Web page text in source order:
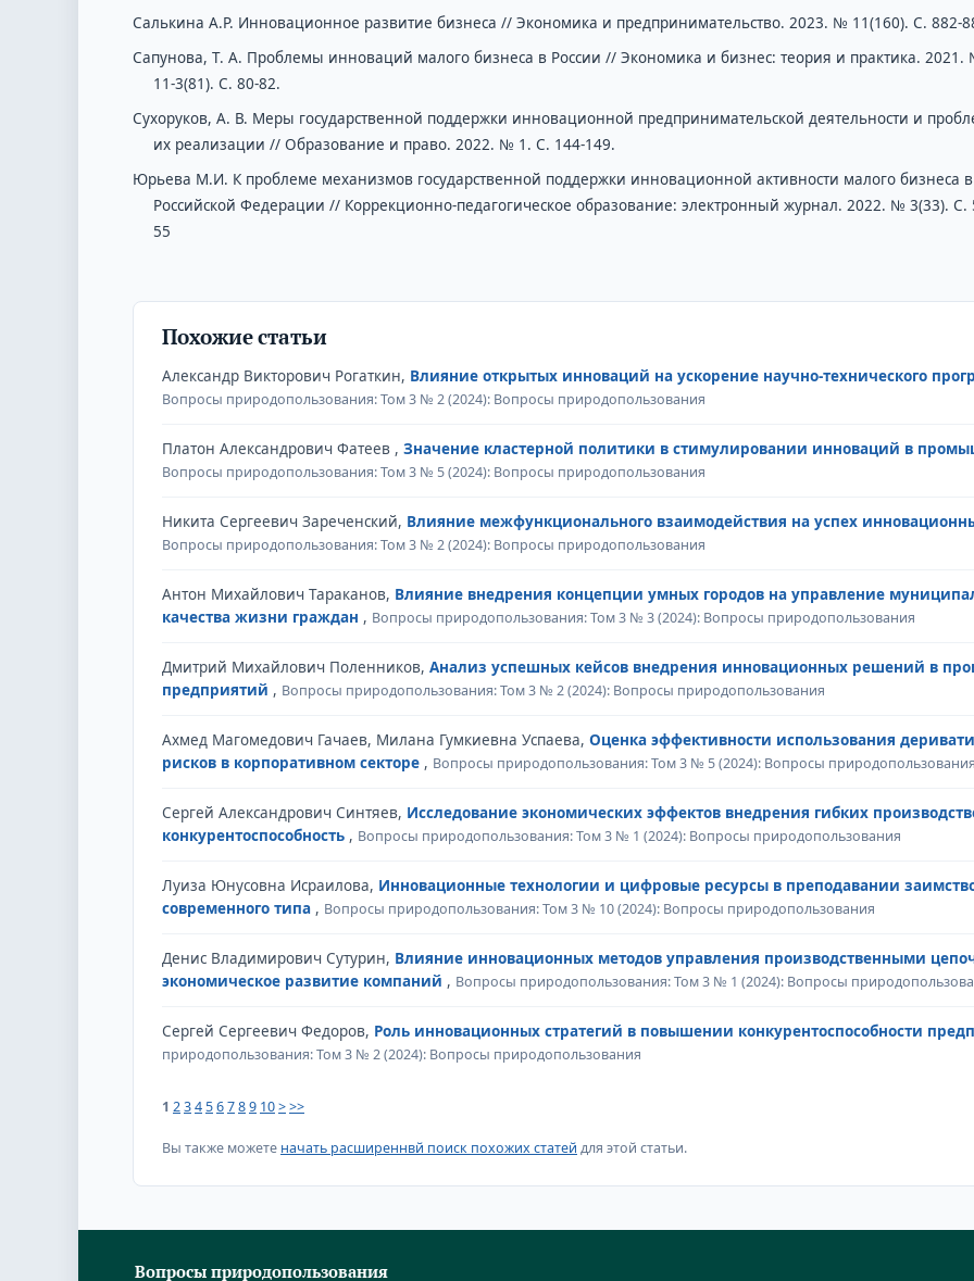
Салькина А.Р. Инновационное развитие бизнеса // Экономика и предпринимательство. 2023. № 11(160). С. 882-
Сапунова, Т. А. Проблемы инноваций малого бизнеса в России // Экономика и бизнес: теория и практика. 2021.
11-3(81). С. 80-82.
Сухоруков, А. В. Меры государственной поддержки инновационной предпринимательской деятельности и
их реализации // Образование и право. 2022. № 1. С. 144-149.
Юрьева М.И. К проблеме механизмов государственной поддержки инновационной активности малого бизнеса в
Российской Федерации // Коррекционно-педагогическое образование: электронный журнал. 2022. № 3(33). С.
55
Похожие статьи
Александр Викторович Рогаткин, Влияние открытых инноваций на ускорение научно-технического
Вопросы природопользования: Том 3 № 2 (2024): Вопросы природопользования
Платон Александрович Фатеев , Значение кластерной политики в стимулировании инноваций в
Вопросы природопользования: Том 3 № 5 (2024): Вопросы природопользования
Никита Сергеевич Зареченский, Влияние межфункционального взаимодействия на успех
Вопросы природопользования: Том 3 № 2 (2024): Вопросы природопользования
Антон Михайлович Тараканов, Влияние внедрения концепции умных городов на управление
качества жизни граждан , Вопросы природопользования: Том 3 № 3 (2024): Вопросы природопользования
Дмитрий Михайлович Поленников, Анализ успешных кейсов внедрения инновационных решений в
предприятий , Вопросы природопользования: Том 3 № 2 (2024): Вопросы природопользования
Ахмед Магомедович Гачаев, Милана Гумкиевна Успаева, Оценка эффективности использования
рисков в корпоративном секторе , Вопросы природопользования: Том 3 № 5 (2024): Вопросы природопользования
Сергей Александрович Синтяев, Исследование экономических эффектов внедрения гибких
конкурентоспособность , Вопросы природопользования: Том 3 № 1 (2024): Вопросы природопользования
Луиза Юнусовна Исраилова, Инновационные технологии и цифровые ресурсы в преподавании
современного типа , Вопросы природопользования: Том 3 № 10 (2024): Вопросы природопользования
Денис Владимирович Сутурин, Влияние инновационных методов управления производственными
экономическое развитие компаний , Вопросы природопользования: Том 3 № 1 (2024): Вопросы
Сергей Сергеевич Федоров, Роль инновационных стратегий в повышении конкурентоспособности
природопользования: Том 3 № 2 (2024): Вопросы природопользования
1 23456789 10>>>
Вы также можете начать расширеннвй поиск похожих статей для этой статьи.
Вопросы природопользования